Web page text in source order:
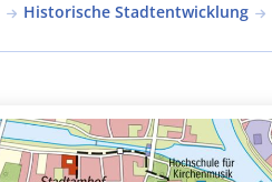
Historische Stadtentwicklung